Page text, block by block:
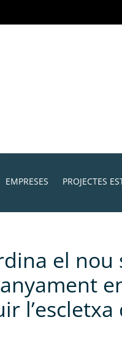
EMPRESES PROJECTES
el nou
l’escletxa